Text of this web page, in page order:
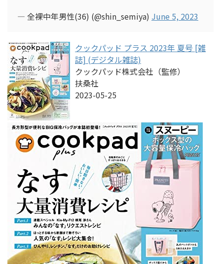
— 全裸中年男性(36) (@shin_semiya) June 5, 2023
クックパッド プラス 2023年 夏号 [雑
誌] (デジタル雑誌)
クックパッド株式会社（監修）
扶桑社
2023-05-25